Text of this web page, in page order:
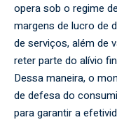
opera sob o regime
margens de lucro de
de serviços, além de
reter parte do alívio
Dessa maneira, o
de defesa do
para garantir a